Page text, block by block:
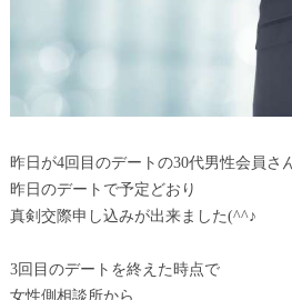
昨日が4回目のデートの30代男性会員さ
昨日のデートで予定どおり
真剣交際申し込みが出来ました(^^♪
3回目のデートを終えた時点で
女性側相談所から